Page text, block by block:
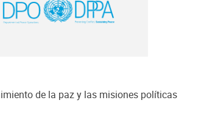
de la paz y las misiones políticas